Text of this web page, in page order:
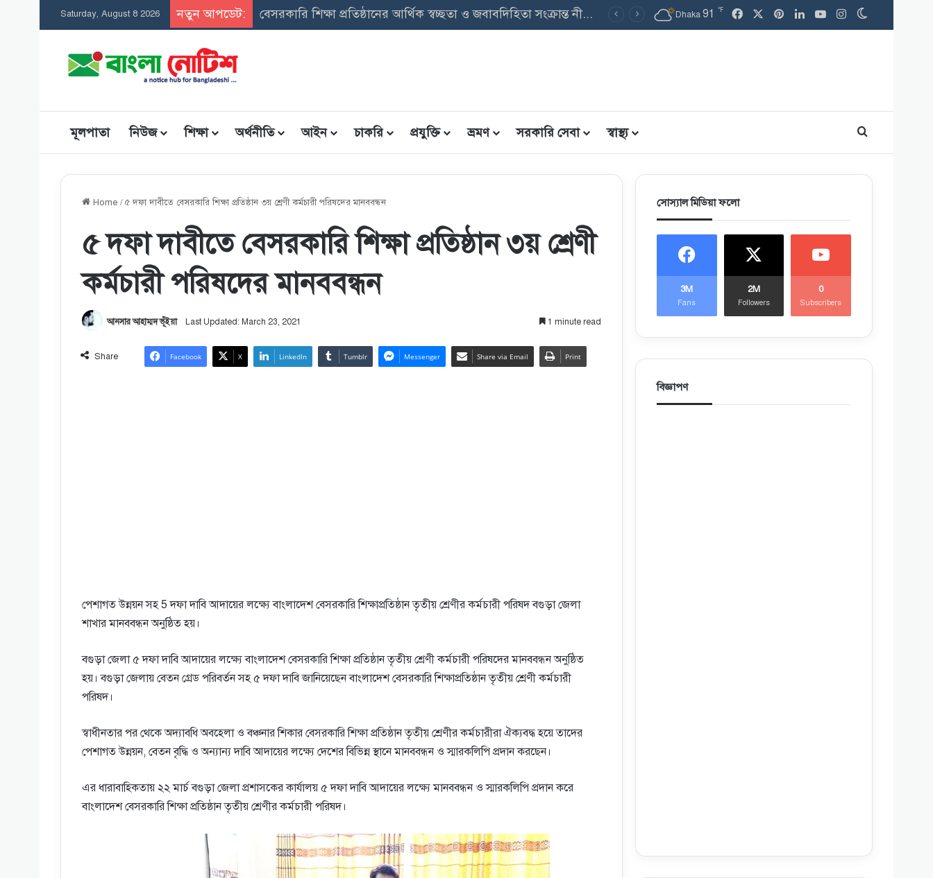
Saturday, August 8 2026 নতুন আপডেট: সমন্বিত উপবৃত্তি তথ্য ফরম: শিক্ষার্থীদের তথ্য এন্ট্রি ফরম PDF ডাউনলোড Dhaka 91 ℉ Facebook PinterestLinkedInYouTubeInstagram
মূলপাতা নিউজ শিক্ষা অর্থনীতি আইন চাকরি প্রযুক্তি ভ্রমণ সরকারি সেবা স্বাস্থ্য Search for
Home /৫ দফা দাবীতে বেসরকারি শিক্ষা প্রতিষ্ঠান ৩য় শ্রেণী কর্মচারী পরিষদের মানববন্ধন
৫ দফা দাবীতে বেসরকারি শিক্ষা প্রতিষ্ঠান ৩য় শ্রেণী
কর্মচারী পরিষদের মানববন্ধন
আনসার আহাম্মদ ভূঁইয়া Last Updated: March 23, 2021 1 minute read
Share Facebook X LinkedIn Tumblr Messenger Share via Email Print
পেশাগত উন্নয়ন সহ 5 দফা দাবি আদায়ের লক্ষ্যে বাংলাদেশ বেসরকারি শিক্ষাপ্রতিষ্ঠান তৃতীয় শ্রেণীর কর্মচারী পরিষদ বগুড়া জেলা
শাখার মানববন্ধন অনুষ্ঠিত হয়।
বগুড়া জেলা ৫ দফা দাবি আদায়ের লক্ষ্যে বাংলাদেশ বেসরকারি শিক্ষা প্রতিষ্ঠান তৃতীয় শ্রেণী কর্মচারী পরিষদের মানববন্ধন অনুষ্ঠিত
হয়। বগুড়া জেলায় বেতন গ্রেড পরিবর্তন সহ ৫ দফা দাবি জানিয়েছেন বাংলাদেশ বেসরকারি শিক্ষাপ্রতিষ্ঠান তৃতীয় শ্রেণী কর্মচারী
পরিষদ।
স্বাধীনতার পর থেকে অদ্যাবধি অবহেলা ও বঞ্চনার শিকার বেসরকারি শিক্ষা প্রতিষ্ঠান তৃতীয় শ্রেণীর কর্মচারীরা ঐক্যবদ্ধ হয়ে তাদের
পেশাগত উন্নয়ন, বেতন বৃদ্ধি ও অন্যান্য দাবি আদায়ের লক্ষ্যে দেশের বিভিন্ন স্থানে মানববন্ধন ও স্মারকলিপি প্রদান করছেন।
এর ধারাবাহিকতায় ২২ মার্চ বগুড়া জেলা প্রশাসকের কার্যালয় ৫ দফা দাবি আদায়ের লক্ষ্যে মানববন্ধন ও স্মারকলিপি প্রদান করে
বাংলাদেশ বেসরকারি শিক্ষা প্রতিষ্ঠান তৃতীয় শ্রেণীর কর্মচারী পরিষদ।
সোস্যাল মিডিয়া ফলো
3M
Fans
2M
Followers
0
Subscribers
বিজ্ঞাপণ